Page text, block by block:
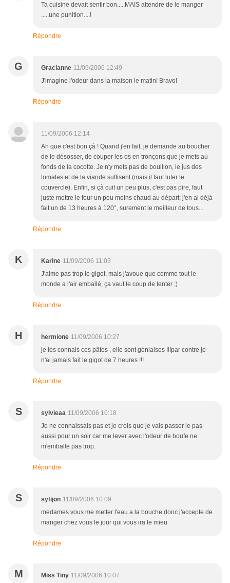
Ta cuisine devait sentir bon.....MAIS attendre de le manger
.....une punition....!
Répondre
G Gracianne 11/09/2006 12:49
J'imagine l'odeur dans la maison le matin! Bravo!
Répondre
11/09/2006 12:14
Ah que c'est bon çà ! Quand j'en fait, je demande au boucher
de le désosser, de couper les os en tronçons que je mets au
fonds de la cocotte. Je n'y mets pas de bouillon, le jus des
tomates et de la viande suffisent (mais il faut luter le
couvercle). Enfin, si çà cuit un peu plus, c'est pas pire, faut
juste mettre le four un peu moins chaud au départ; j'en ai déjà
fait un de 13 heures à 120°, surement le meilleur de tous...
Répondre
K Karine 11/09/2006 11:03
J'aime pas trop le gigot, mais j'avoue que comme tout le
monde a l'air emballé, ça vaut le coup de tenter ;)
Répondre
H hermione 11/09/2006 10:27
je les connais ces pâtes , elle sont génialses !!!par contre je
n'ai jamais fait le gigot de 7 heures !!!
Répondre
S sylvieaa 11/09/2006 10:18
Je ne connaissais pas et je crois que je vais passer le pas
aussi pour un soir car me lever avec l'odeur de boufe ne
m'emballe pas trop.
Répondre
S sytijon 11/09/2006 10:09
medames vous me metter l'eau a la bouche donc j'accepte de
manger chez vous le jour qui vous ira le mieu
Répondre
M Miss Tiny 11/09/2006 10:07